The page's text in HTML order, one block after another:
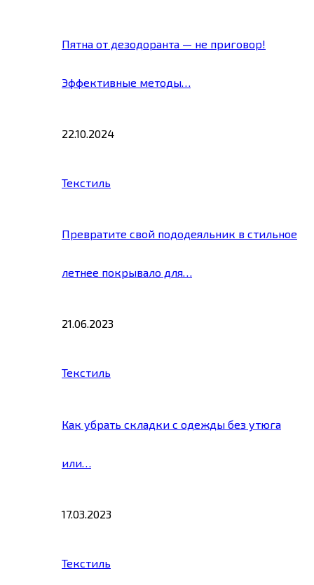
Пятна от дезодоранта — не приговор!
Эффективные методы…
22.10.2024
Текстиль
Превратите свой пододеяльник в стильное
летнее покрывало для…
21.06.2023
Текстиль
Как убрать складки с одежды без утюга
или…
17.03.2023
Текстиль